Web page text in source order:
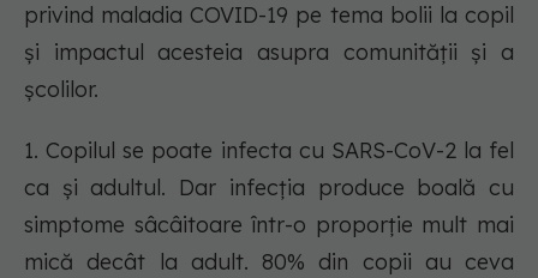
privind maladia COVID-19 pe tema bolii la copil
și impactul acesteia asupra comunității și a
școlilor.
1. Copilul se poate infecta cu SARS-CoV-2 la fel
ca și adultul. Dar infecția produce boală cu
simptome sâcâitoare într-o proporție mult mai
mică decât la adult. 80% din copii au ceva